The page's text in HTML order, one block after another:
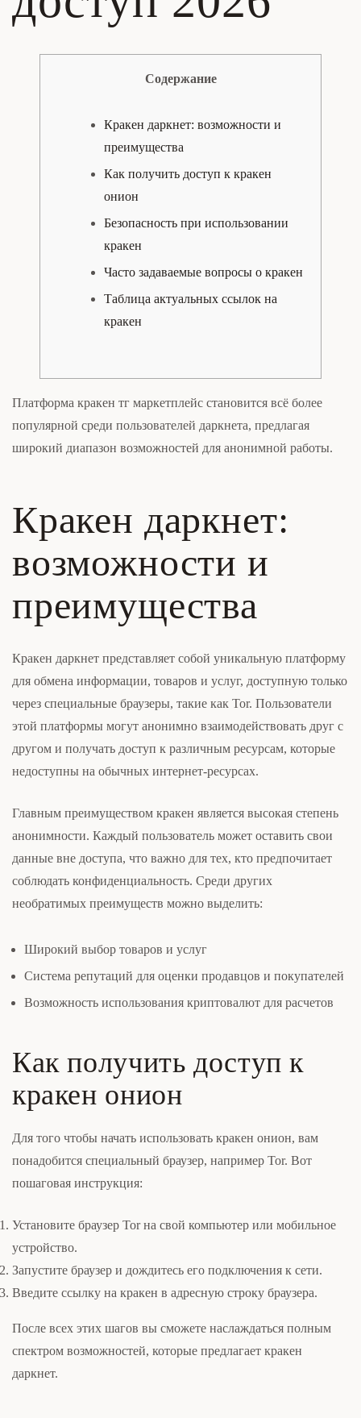
Содержание
Кракен даркнет: возможности и
преимущества
Как получить доступ к кракен
онион
Безопасность при использовании
кракен
Часто задаваемые вопросы о кракен
Таблица актуальных ссылок на
кракен
Платформа кракен тг маркетплейс становится всё более
популярной среди пользователей даркнета, предлагая
широкий диапазон возможностей для анонимной работы.
Кракен даркнет:
возможности и
преимущества
Кракен даркнет представляет собой уникальную платформу
для обмена информации, товаров и услуг, доступную только
через специальные браузеры, такие как Tor. Пользователи
этой платформы могут анонимно взаимодействовать друг с
другом и получать доступ к различным ресурсам, которые
недоступны на обычных интернет-ресурсах.
Главным преимуществом кракен является высокая степень
анонимности. Каждый пользователь может оставить свои
данные вне доступа, что важно для тех, кто предпочитает
соблюдать конфиденциальность. Среди других
необратимых преимуществ можно выделить:
Широкий выбор товаров и услуг
Система репутаций для оценки продавцов и покупателей
Возможность использования криптовалют для расчетов
Как получить доступ к
кракен онион
Для того чтобы начать использовать кракен онион, вам
понадобится специальный браузер, например Tor. Вот
пошаговая инструкция:
Установите браузер Tor на свой компьютер или мобильное
устройство.
Запустите браузер и дождитесь его подключения к сети.
Введите ссылку на кракен в адресную строку браузера.
После всех этих шагов вы сможете наслаждаться полным
спектром возможностей, которые предлагает кракен
даркнет.